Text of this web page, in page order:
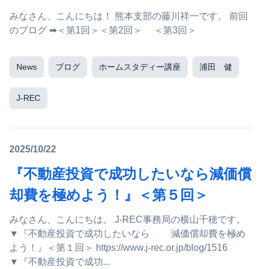
みなさん、こんにちは！ 熊本支部の藤川祥一です。 前回
のブログ ➡＜第1回＞＜第2回＞ ＜第3回＞
News ブログ ホームスタディー講座 浦田 健
J-REC
2025/10/22
『不動産投資で成功したいなら減価償
却費を極めよう！』＜第５回＞
みなさん、こんにちは。 J-REC事務局の横山千穂です。
▼『不動産投資で成功したいなら 減価償却費を極め
よう！』＜第１回＞ https://www.j-rec.or.jp/blog/1516
▼『不動産投資で成功...